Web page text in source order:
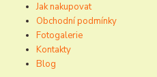
Jak nakupovat
Obchodní podmínky
Fotogalerie
Kontakty
Blog